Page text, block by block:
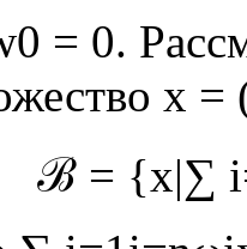
0 = 0.
x =
ℬ = {x|∑ i